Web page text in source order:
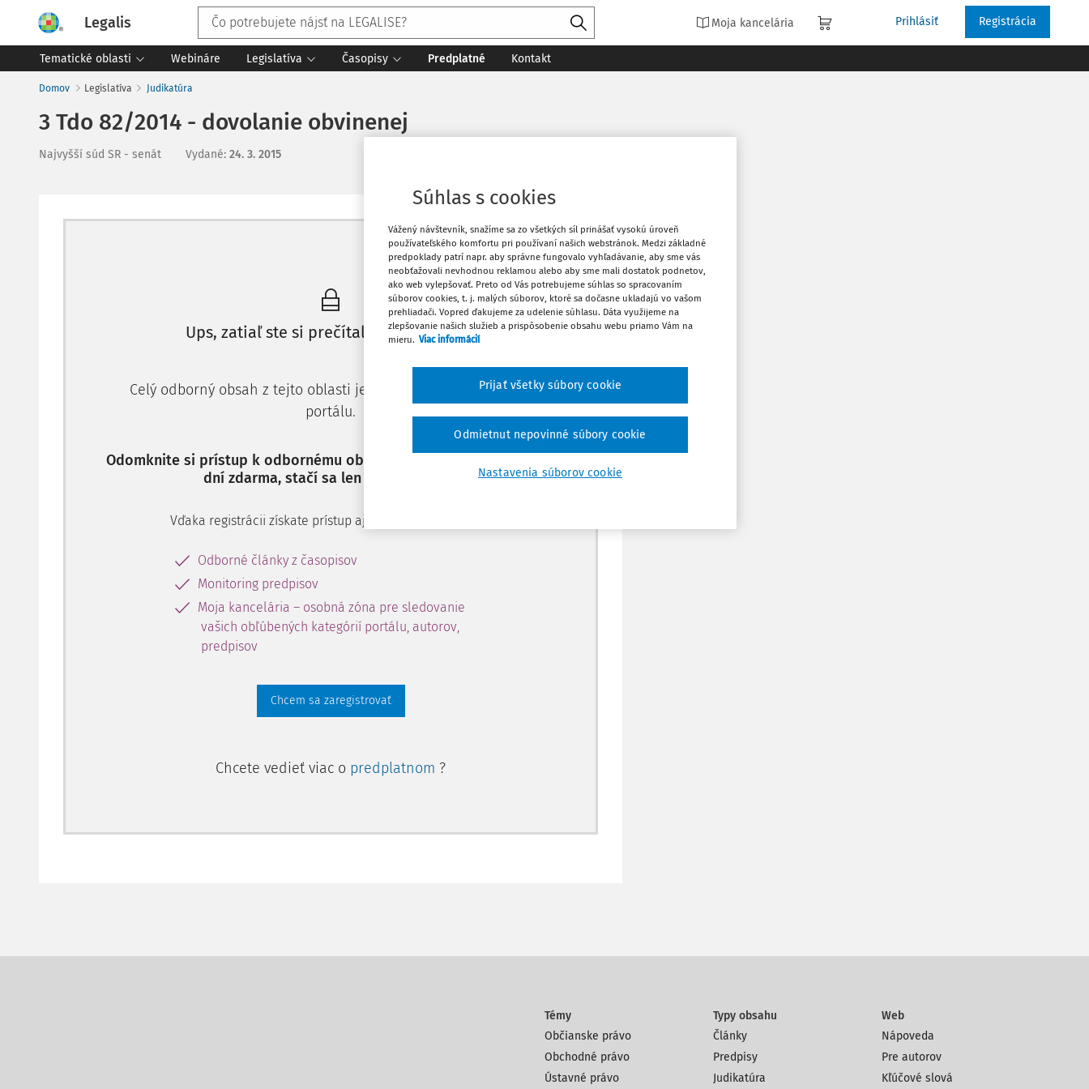
Legalis Moja kancelária Prihlásiť Registrácia
Tematické oblasti Webináre Legislatíva Časopisy Predplatné Kontakt
Domov Legislatíva Judikatúra
3 Tdo 82/2014 - dovolanie obvinenej
Najvyšší súd SR - senát Vydané: 24. 3. 2015
Máte predplatné? Prihláste sa
Ups, zatiaľ ste si prečítali len začiatok...
Celý odborný obsah z tejto oblasti je dostupný predplatiteľom
portálu.
Odomknite si prístup k odbornému obsahu a získajte prístup na 10
dní zdarma, stačí sa len zaregistrovať.
Vďaka registrácii získate prístup aj k vybranému obsahu:
Odborné články z časopisov
Monitoring predpisov
Moja kancelária – osobná zóna pre sledovanie
vašich obľúbených kategórií portálu, autorov,
predpisov
Chcem sa zaregistrovať
Chcete vedieť viac o predplatnom ?
Vytlačiť
Obľúbené
Stiahnuť
Témy
Občianske právo
Obchodné právo
Ústavné právo
Typy obsahu
Články
Predpisy
Judikatúra
Web
Nápoveda
Pre autorov
Kľúčové slová
Súhlas s cookies
Vážený návštevník, snažíme sa zo všetkých síl prinášať vysokú úroveň
používateľského komfortu pri používaní našich webstránok. Medzi základné
predpoklady patrí napr. aby správne fungovalo vyhľadávanie, aby sme vás
neobťažovali nevhodnou reklamou alebo aby sme mali dostatok podnetov,
ako web vylepšovať. Preto od Vás potrebujeme súhlas so spracovaním
súborov cookies, t. j. malých súborov, ktoré sa dočasne ukladajú vo vašom
prehliadači. Vopred ďakujeme za udelenie súhlasu. Dáta využijeme na
zlepšovanie našich služieb a prispôsobenie obsahu webu priamo Vám na
mieru. Viac informácií
Nastavenia súborov cookie
Odmietnut nepovinné súbory cookie
Prijať všetky súbory cookie